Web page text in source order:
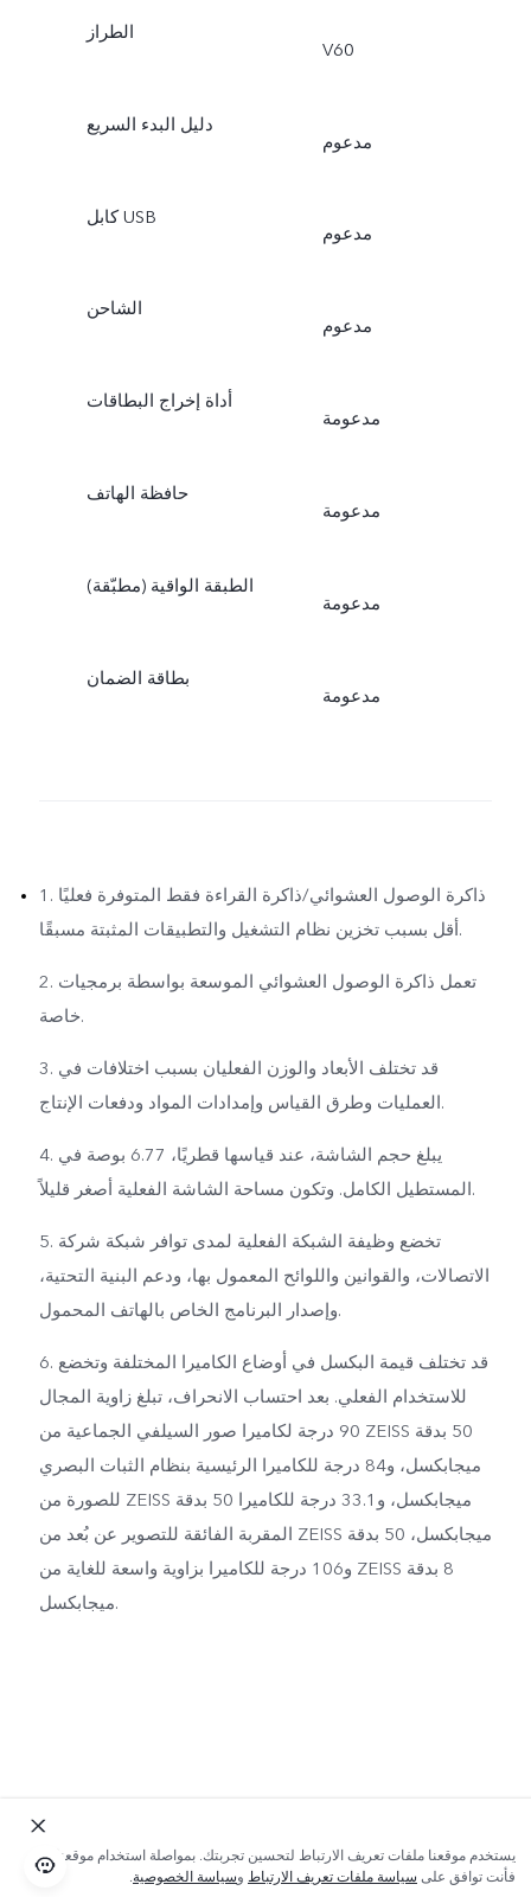
الطراز
V60
دليل البدء السريع
مدعوم
كابل USB
مدعوم
الشاحن
مدعوم
أداة إخراج البطاقات
مدعومة
حافظة الهاتف
مدعومة
الطبقة الواقية (مطبّقة)
مدعومة
بطاقة الضمان
مدعومة
1. ذاكرة الوصول العشوائي/ذاكرة القراءة فقط المتوفرة فعليًا
أقل بسبب تخزين نظام التشغيل والتطبيقات المثبتة مسبقًا.
2. تعمل ذاكرة الوصول العشوائي الموسعة بواسطة برمجيات
خاصة.
3. قد تختلف الأبعاد والوزن الفعليان بسبب اختلافات في
العمليات وطرق القياس وإمدادات المواد ودفعات الإنتاج.
4. يبلغ حجم الشاشة، عند قياسها قطريًا، 6.77 بوصة في
المستطيل الكامل. وتكون مساحة الشاشة الفعلية أصغر قليلاً.
5. تخضع وظيفة الشبكة الفعلية لمدى توافر شبكة شركة
الاتصالات، والقوانين واللوائح المعمول بها، ودعم البنية التحتية،
وإصدار البرنامج الخاص بالهاتف المحمول.
6. قد تختلف قيمة البكسل في أوضاع الكاميرا المختلفة وتخضع
للاستخدام الفعلي. بعد احتساب الانحراف، تبلغ زاوية المجال
90 درجة لكاميرا صور السيلفي الجماعية من ZEISS بدقة ‎50
ميجابكسل، و84 درجة للكاميرا الرئيسية بنظام الثبات البصري
للصورة من ZEISS بدقة ‎50 ميجابكسل، و33.1 درجة للكاميرا
المقربة الفائقة للتصوير عن بُعد من ZEISS بدقة ‎50 ميجابكسل،
و106 درجة للكاميرا بزاوية واسعة للغاية من ZEISS بدقة ‎8
ميجابكسل.
يستخدم موقعنا ملفات تعريف الارتباط لتحسين تجربتك. بمواصلة استخدام موقعنا؛
فأنت توافق على سياسة ملفات تعريف الارتباط وسياسة الخصوصية.